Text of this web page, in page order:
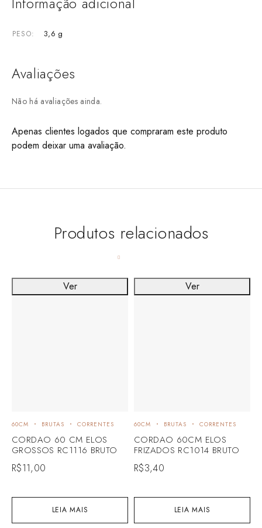
PESO 3,6 g
Avaliações
Não há avaliações ainda.
Apenas clientes logados que compraram este produto
podem deixar uma avaliação.
Produtos relacionados
LEIA MAIS
60CM BRUTAS CORRENTES
CORDAO 60 CM ELOS
GROSSOS RC1116 BRUTO
R$11,00
Ver
LEIA MAIS
60CM BRUTAS CORRENTES
CORDAO 60CM ELOS
FRIZADOS RC1014 BRUTO
R$3,40
Ver